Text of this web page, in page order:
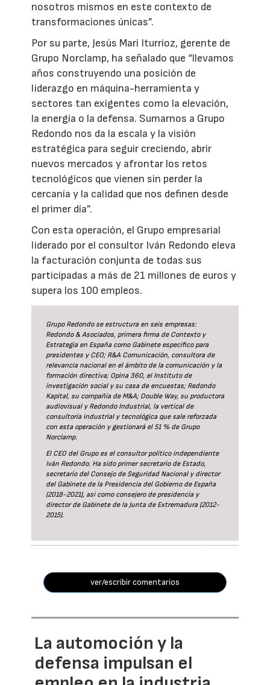
nosotros mismos en este contexto de
transformaciones únicas”.
Por su parte, Jesús Mari Iturrioz, gerente de
Grupo Norclamp, ha señalado que “llevamos
años construyendo una posición de
liderazgo en máquina-herramienta y
sectores tan exigentes como la elevación,
la energía o la defensa. Sumarnos a Grupo
Redondo nos da la escala y la visión
estratégica para seguir creciendo, abrir
nuevos mercados y afrontar los retos
tecnológicos que vienen sin perder la
cercanía y la calidad que nos definen desde
el primer día”.
Con esta operación, el Grupo empresarial
liderado por el consultor Iván Redondo eleva
la facturación conjunta de todas sus
participadas a más de 21 millones de euros y
supera los 100 empleos.
Grupo Redondo se estructura en seis empresas:
Redondo & Asociados, primera firma de Contexto y
Estrategia en España como Gabinete específico para
presidentes y CEO; R&A Comunicación, consultora de
relevancia nacional en el ámbito de la comunicación y la
formación directiva; Opina 360, el Instituto de
investigación social y su casa de encuestas; Redondo
Kapital, su compañía de M&A; Double Way, su productora
audiovisual y Redondo Industrial, la vertical de
consultoría industrial y tecnológica que sale reforzada
con esta operación y gestionará el 51 % de Grupo
Norclamp.
El CEO del Grupo es el consultor político independiente
Iván Redondo. Ha sido primer secretario de Estado,
secretario del Consejo de Seguridad Nacional y director
del Gabinete de la Presidencia del Gobierno de España
(2018-2021), así como consejero de presidencia y
director de Gabinete de la Junta de Extremadura (2012-
2015).
ver/escribir comentarios
La automoción y la
defensa impulsan el